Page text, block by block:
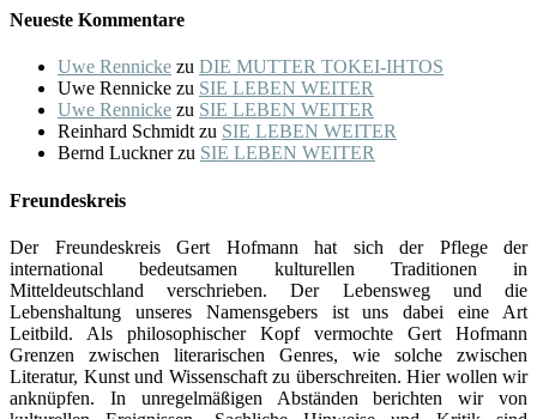
Neueste Kommentare
Uwe Rennicke zu DIE MUTTER TOKEI-IHTOS
Uwe Rennicke zu SIE LEBEN WEITER
Uwe Rennicke zu SIE LEBEN WEITER
Reinhard Schmidt zu SIE LEBEN WEITER
Bernd Lucknerzu SIE LEBEN WEITER
Freundeskreis
Der Freundeskreis Gert Hofmann hat sich der Pflege der
international bedeutsamen kulturellen Traditionen in
Mitteldeutschland verschrieben. Der Lebensweg und die
Lebenshaltung unseres Namensgebers ist uns dabei eine Art
Leitbild. Als philosophischer Kopf vermochte Gert Hofmann
Grenzen zwischen literarischen Genres, wie solche zwischen
Literatur, Kunst und Wissenschaft zu überschreiten. Hier wollen wir
anknüpfen. In unregelmäßigen Abständen berichten wir von